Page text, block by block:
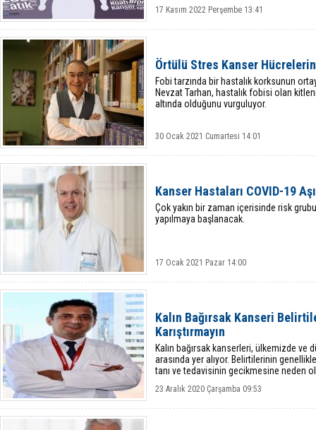
17 Kasım 2022 Perşembe 13:41
Örtülü Stres Kanser
Fobi tarzında bir hastalık korksunun
Nevzat Tarhan, hastalık fobisi olan
altında olduğunu vurguluyor.
30 Ocak 2021 Cumartesi 14:01
Kanser Hastaları COVID-19
Çok yakın bir zaman içerisinde risk
yapılmaya başlanacak.
17 Ocak 2021 Pazar 14:00
Kalın Bağırsak Kanseri
Karıştırmayın
Kalın bağırsak kanserleri, ülkemizde ve
arasında yer alıyor. Belirtilerinin
tanı ve tedavisinin gecikmesine neden
23 Aralık 2020 Çarşamba 09:53